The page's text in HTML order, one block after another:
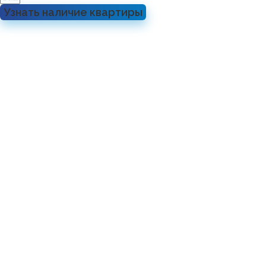
Узнать наличие квартиры